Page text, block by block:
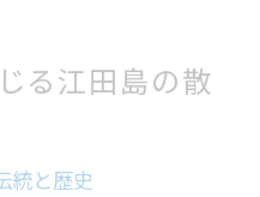
る江田島の散
統と歴史